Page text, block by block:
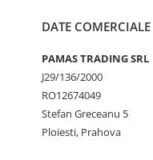
DATE COMERCIALE
PAMAS TRADING SRL
J29/136/2000
RO12674049
Stefan Greceanu 5
Ploiesti, Prahova